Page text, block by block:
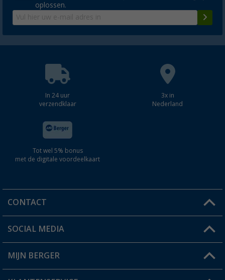
oplossen.
In 24 uur
verzendklaar
3x in
Nederland
Tot wel 5% bonus
met de digitale voordeelkaart
CONTACT
Een vraag?
Winkel vinden
SOCIAL MEDIA
MIJN BERGER